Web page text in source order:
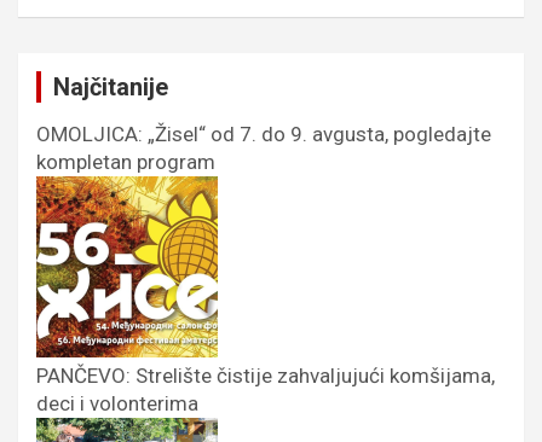
Najčitanije
OMOLJICA: „Žisel“ od 7. do 9. avgusta, pogledajte
kompletan program
PANČEVO: Strelište čistije zahvaljujući komšijama,
deci i volonterima